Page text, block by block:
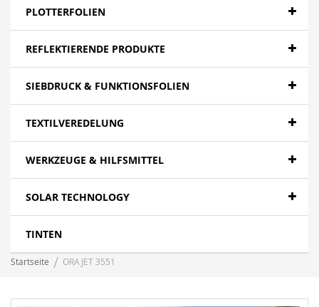
PLOTTERFOLIEN
REFLEKTIERENDE PRODUKTE
SIEBDRUCK & FUNKTIONSFOLIEN
TEXTILVEREDELUNG
WERKZEUGE & HILFSMITTEL
SOLAR TECHNOLOGY
TINTEN
Startseite ORAJET 3551